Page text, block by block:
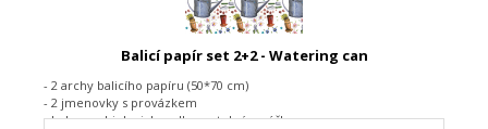
Balicí papír set 2+2 - Watering can
- 2 archy balicího papíru (50*70 cm)
- 2 jmenovky s provázkem
- baleno v biologicky odbouratelném sáčku